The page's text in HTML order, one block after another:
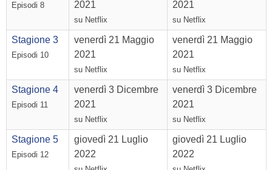
Episodi 8 2021
su Netflix
2021
su Netflix
Stagione 3
Episodi 10
venerdì 21 Maggio
2021
su Netflix
venerdì 21 Maggio
2021
su Netflix
Stagione 4
Episodi 11
venerdì 3 Dicembre
2021
su Netflix
venerdì 3 Dicembre
2021
su Netflix
Stagione 5
Episodi 12
giovedì 21 Luglio
2022
giovedì 21 Luglio
2022